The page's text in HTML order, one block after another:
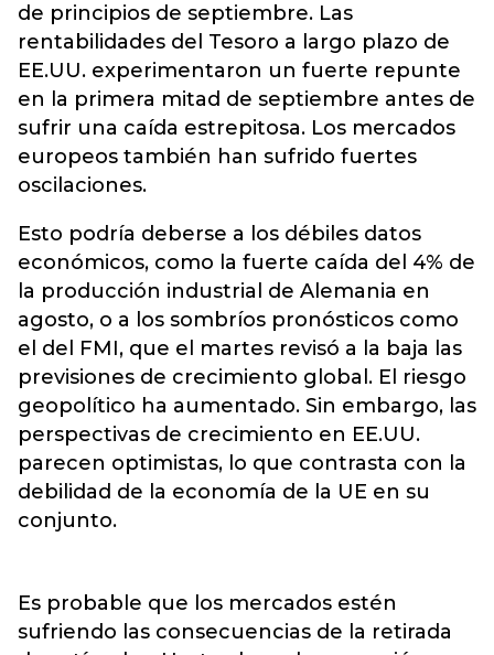
de principios de septiembre. Las
rentabilidades del Tesoro a largo plazo de
EE.UU. experimentaron un fuerte repunte
en la primera mitad de septiembre antes de
sufrir una caída estrepitosa. Los mercados
europeos también han sufrido fuertes
oscilaciones.
Esto podría deberse a los débiles datos
económicos, como la fuerte caída del 4% de
la producción industrial de Alemania en
agosto, o a los sombríos pronósticos como
el del FMI, que el martes revisó a la baja las
previsiones de crecimiento global. El riesgo
geopolítico ha aumentado. Sin embargo, las
perspectivas de crecimiento en EE.UU.
parecen optimistas, lo que contrasta con la
debilidad de la economía de la UE en su
conjunto.
Es probable que los mercados estén
sufriendo las consecuencias de la retirada